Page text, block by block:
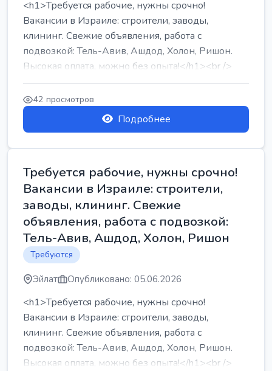
<h1>Требуется рабочие, нужны срочно!
Вакансии в Израиле: строители, заводы,
клининг. Свежие объявления, работа с
подвозкой: Тель-Авив, Ашдод, Холон, Ришон.
Высокая оплата, можно без опыта!</h1><br />
...
42 просмотров
Подробнее
Требуется рабочие, нужны срочно!
Вакансии в Израиле: строители,
заводы, клининг. Свежие
объявления, работа с подвозкой:
Тель-Авив, Ашдод, Холон, Ришон
Требуются
Эйлат Опубликовано: 05.06.2026
<h1>Требуется рабочие, нужны срочно!
Вакансии в Израиле: строители, заводы,
клининг. Свежие объявления, работа с
подвозкой: Тель-Авив, Ашдод, Холон, Ришон.
Высокая оплата, можно без опыта!</h1><br />